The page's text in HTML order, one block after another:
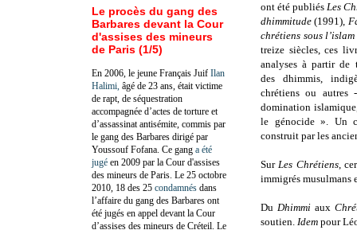
ont été publiésLes
dhimmitude (1991),
chrétiens sous l’islam
treize siècles, ces
analyses à partir de
des dhimmis,
chrétiens ou autres
domination
le génocide ». Un
construit par les
SurLes Chrétiens,
immigrés musulmans
Du Dhimmi aux
soutien. Idem pour
Le procès du gang des
Barbares devant la Cour
d'assises des mineurs
de Paris (1/5)
En 2006, le jeune Français Juif Ilan
Halimi, âgé de 23 ans, était victime
de rapt, de séquestration
accompagnée d’actes de torture et
d’assassinat antisémite, commis par
le gang des Barbares dirigé par
Youssouf Fofana. Ce gang a été
jugé en 2009 par la Cour d'assises
des mineurs de Paris. Le 25 octobre
2010, 18 des 25 condamnés dans
l’affaire du gang des Barbares ont
été jugés en appel devant la Cour
d’assises des mineurs de Créteil. Le